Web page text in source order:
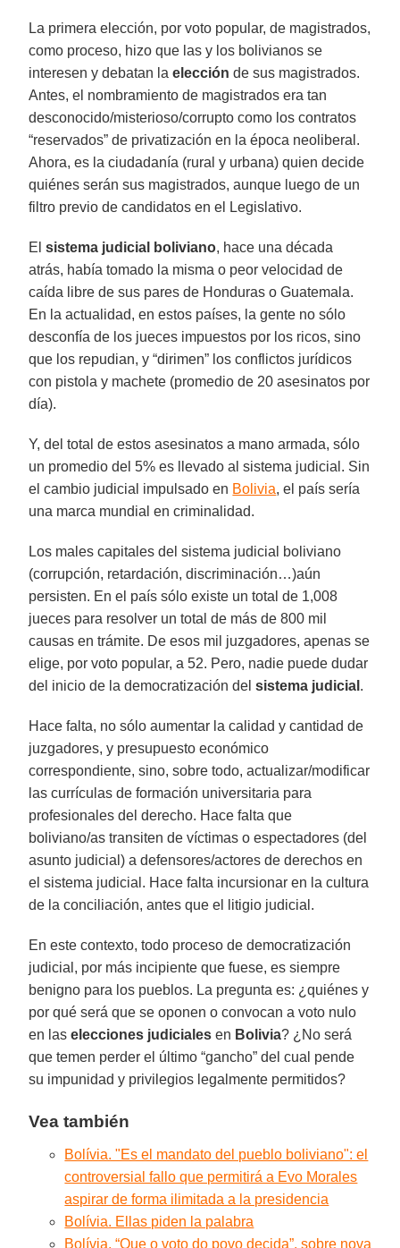
La primera elección, por voto popular, de magistrados,
como proceso, hizo que las y los bolivianos se
interesen y debatan laelección de sus magistrados.
Antes, el nombramiento de magistrados era tan
desconocido/misterioso/corrupto como los contratos
“reservados” de privatización en la época neoliberal.
Ahora, es la ciudadanía (rural y urbana) quien decide
quiénes serán sus magistrados, aunque luego de un
filtro previo de candidatos en el Legislativo.
Elsistema judicial boliviano, hace una década
atrás, había tomado la misma o peor velocidad de
caída libre de sus pares de Honduras o Guatemala.
En la actualidad, en estos países, la gente no sólo
desconfía de los jueces impuestos por los ricos, sino
que los repudian, y “dirimen” los conflictos jurídicos
con pistola y machete (promedio de 20 asesinatos por
día).
Y, del total de estos asesinatos a mano armada, sólo
un promedio del 5% es llevado al sistema judicial. Sin
el cambio judicial impulsado en Bolivia, el país sería
una marca mundial en criminalidad.
Los males capitales del sistema judicial boliviano
(corrupción, retardación, discriminación…)aún
persisten. En el país sólo existe un total de 1,008
jueces para resolver un total de más de 800 mil
causas en trámite. De esos mil juzgadores, apenas se
elige, por voto popular, a 52. Pero, nadie puede dudar
del inicio de la democratización delsistema judicial .
Hace falta, no sólo aumentar la calidad y cantidad de
juzgadores, y presupuesto económico
correspondiente, sino, sobre todo, actualizar/modificar
las currículas de formación universitaria para
profesionales del derecho. Hace falta que
boliviano/as transiten de víctimas o espectadores (del
asunto judicial) a defensores/actores de derechos en
el sistema judicial. Hace falta incursionar en la cultura
de la conciliación, antes que el litigio judicial.
En este contexto, todo proceso de democratización
judicial, por más incipiente que fuese, es siempre
benigno para los pueblos. La pregunta es: ¿quiénes y
por qué será que se oponen o convocan a voto nulo
en laselecciones judiciales en Bolivia? ¿No será
que temen perder el último “gancho” del cual pende
su impunidad y privilegios legalmente permitidos?
Vea también
Bolívia. "Es el mandato del pueblo boliviano": el
controversial fallo que permitirá a Evo Morales
aspirar de forma ilimitada a la presidencia
Bolívia. Ellas piden la palabra
Bolívia. “Que o voto do povo decida”, sobre nova